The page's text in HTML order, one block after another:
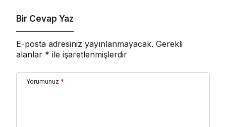
Bir Cevap Yaz
E-posta adresiniz yayınlanmayacak. Gerekli
alanlar * ile işaretlenmişlerdir
Yorumunuz *